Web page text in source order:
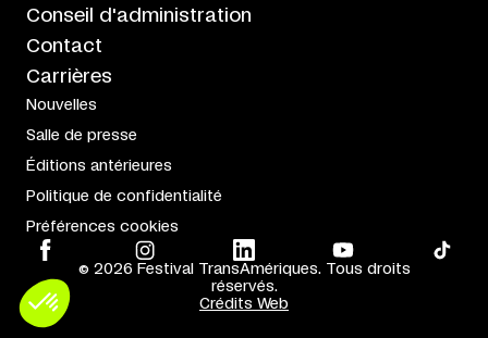
Conseil d'administration
Contact
Carrières
Nouvelles
Salle de presse
Éditions antérieures
Politique de confidentialité
Préférences cookies
© 2026 Festival TransAmériques. Tous droits
réservés.
Crédits Web